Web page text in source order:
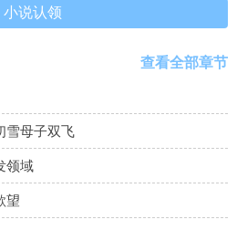
小说认领
查看全部章节
雪母子双飞
领域
望